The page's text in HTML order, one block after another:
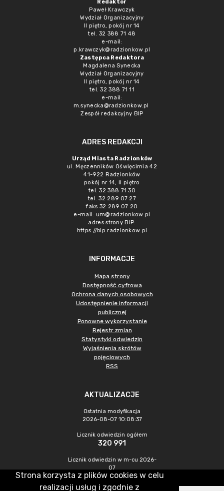
Redaktor
Paweł Krawczyk
Wydział Organizacyjny
II piętro, pokój nr 14
tel. 32 388 71 48
e-mail:
p.krawczyk@radzionkow.pl
Zastępca Redaktora
Magdalena Synecka
Wydział Organizacyjny
II piętro, pokój nr 14
tel. 32 388 71 11
e-mail:
m.synecka@radzionkow.pl
Zespół redakcyjny BIP
ADRES REDAKCJI
Urząd Miasta Radzionków
ul. Męczenników Oświęcimia 42
41-922 Radzionków
pokój nr 14, II piętro
tel. 32 388 71 30
tel. 32 289 07 27
faks 32 289 07 20
e-mail: um@radzionkow.pl
adres strony BIP:
https://bip.radzionkow.pl
INFORMACJE
Mapa strony
Dostępność cyfrowa
Ochrona danych osobowych
Udostępnienie informacji
publicznej
Ponowne wykorzystanie
Rejestr zmian
Statystyki odwiedzin
Wyjaśnienia skrótów
pojęciowych
RSS
AKTUALIZACJE
Ostatnia modyfikacja
2026-08-07 10:08:37
Licznik odwiedzin ogółem
320 991
Licznik odwiedzin w m-cu 2026-
07
1 050
Strona korzysta z plików cookies w celu
realizacji usług i zgodnie z